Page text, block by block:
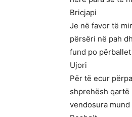
Bricjapi
Je në favor të
përsëri në pah
fund po
Ujori
Për të ecur
shprehësh qartë
vendosura